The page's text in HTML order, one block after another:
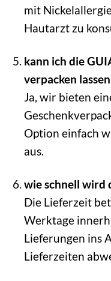
mit
Hautarzt zu
kann ich die
verpacken
Ja, wir bieten
Option einfach
aus.
wie schnell wird
Die Lieferzeit
Werktage
Lieferungen ins
Lieferzeiten